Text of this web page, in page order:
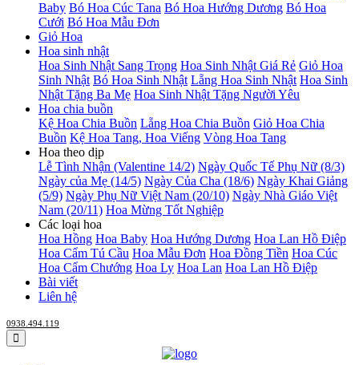
Baby Bó Hoa Cúc Tana Bó Hoa Hướng Dương Bó Hoa
Cưới Bó Hoa Mẫu Đơn
Giỏ Hoa
Hoa sinh nhật
Hoa Sinh Nhật Sang Trọng Hoa Sinh Nhật Giá Rẻ Giỏ Hoa
Sinh Nhật Bó Hoa Sinh Nhật Lẵng Hoa Sinh Nhật Hoa Sinh
Nhật Tặng Ba Mẹ Hoa Sinh Nhật Tặng Người Yêu
Hoa chia buồn
Kệ Hoa Chia Buồn Lẵng Hoa Chia Buồn Giỏ Hoa Chia
Buồn Kệ Hoa Tang, Hoa Viếng Vòng Hoa Tang
Hoa theo dịp
Lễ Tình Nhận (Valentine 14/2) Ngày Quốc Tế Phụ Nữ (8/3)
Ngày của Mẹ (14/5) Ngày Của Cha (18/6) Ngày Khai Giảng
(5/9) Ngày Phụ Nữ Việt Nam (20/10) Ngày Nhà Giáo Việt
Nam (20/11) Hoa Mừng Tốt Nghiệp
Các loại hoa
Hoa Hồng Hoa Baby Hoa Hướng Dương Hoa Lan Hồ Điệp
Hoa Cẩm Tú Cầu Hoa Mẫu Đơn Hoa Đồng Tiền Hoa Cúc
Hoa Cẩm Chướng Hoa Ly Hoa Lan Hoa Lan Hồ Điệp
Bài viết
Liên hệ
0938.494.119